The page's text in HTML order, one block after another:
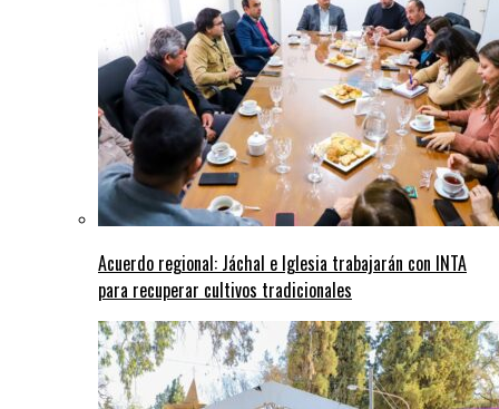
Acuerdo regional: Jáchal e Iglesia trabajarán con INTA
para recuperar cultivos tradicionales